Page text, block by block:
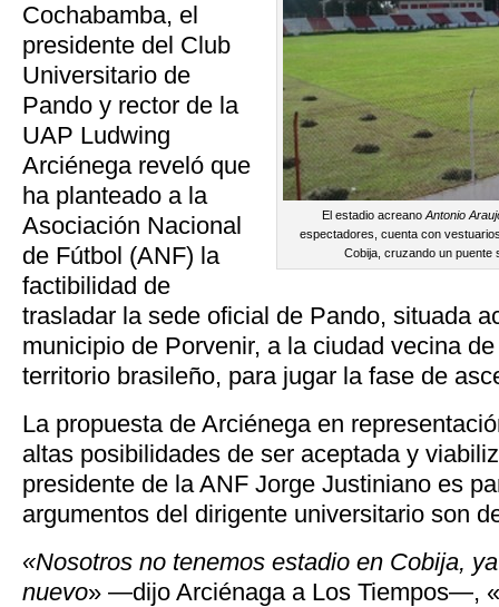
El estadio acreano Antonio
espectadores, cuenta con
Cobija, cruzando un puente
Cochabamba, el
presidente del Club
Universitario de
Pando y rector de la
UAP Ludwing
Arciénega reveló que
ha planteado a la
Asociación Nacional
de Fútbol (ANF) la
factibilidad de
trasladar la sede oficial de Pando, situada
municipio de Porvenir, a la ciudad vecina
territorio brasileño, para jugar la fase de
La propuesta de Arciénega en
altas posibilidades de ser aceptada y
presidente de la ANF Jorge Justiniano es
argumentos del dirigente universitario son
«Nosotros no tenemos estadio en Cobija,
nuevo» —dijo Arciénaga a Los Tiempos—, «